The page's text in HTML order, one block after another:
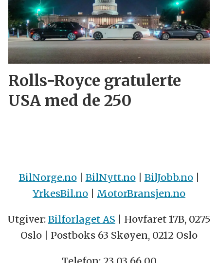
Rolls-Royce gratulerte
USA med de 250
BilNorge.no| BilNytt.no| BilJobb.no|
YrkesBil.no | MotorBransjen.no
Utgiver: Bilforlaget AS | Hovfaret 17B, 0275
Oslo | Postboks 63 Skøyen, 0212 Oslo